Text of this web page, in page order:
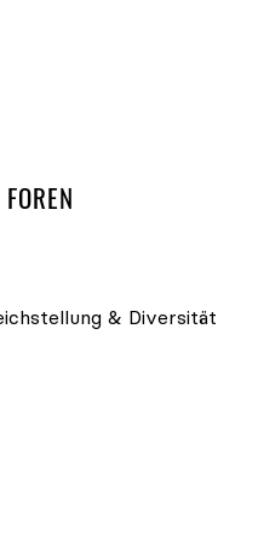
FOREN UND
& Diversität